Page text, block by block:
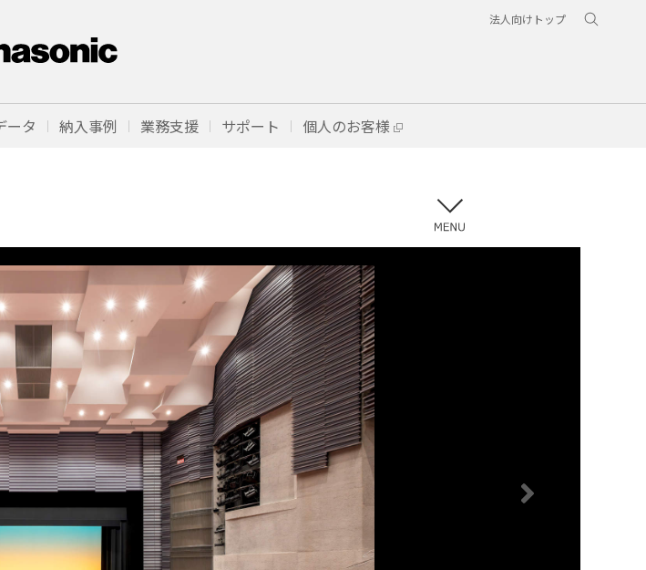
法人向けトップ
ータ 納入事例 業務支援 サポート 個人のお客様